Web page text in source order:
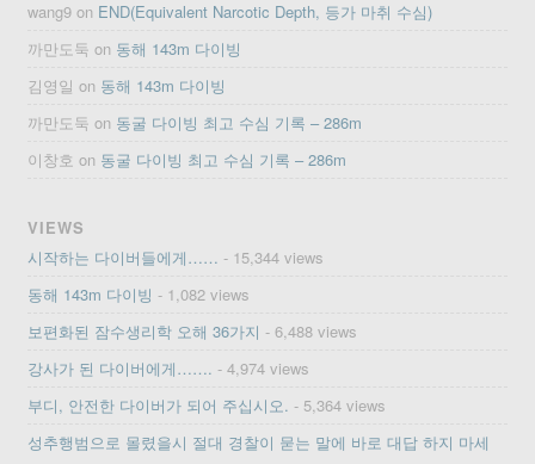
wang9 on END(Equivalent Narcotic Depth, 등가 마취 수심)
까만도둑 on 동해 143m 다이빙
김영일 on 동해 143m 다이빙
까만도둑 on 동굴 다이빙 최고 수심 기록 – 286m
이창호 on 동굴 다이빙 최고 수심 기록 – 286m
VIEWS
시작하는 다이버들에게…… - 15,344 views
동해 143m 다이빙 - 1,082 views
보편화된 잠수생리학 오해 36가지 - 6,488 views
강사가 된 다이버에게……. - 4,974 views
부디, 안전한 다이버가 되어 주십시오. - 5,364 views
성추행범으로 몰렸을시 절대 경찰이 묻는 말에 바로 대답 하지 마세